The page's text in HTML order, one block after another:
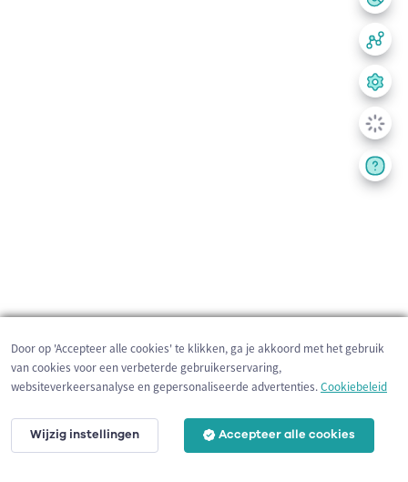
500 m
Door op 'Accepteer alle cookies' te klikken, ga je akkoord met het gebruik
van cookies voor een verbeterde gebruikerservaring,
websiteverkeersanalyse en gepersonaliseerde advertenties.Cookiebeleid
Wijzig instellingen Accepteer alle cookies